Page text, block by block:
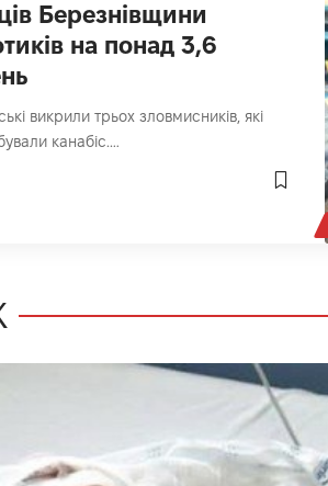
Березнівщини
на понад 3,6
викрили трьох зловмисників, які
канабіс.…